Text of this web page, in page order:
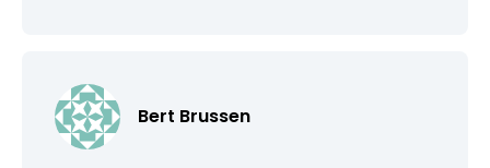
Bert Brussen